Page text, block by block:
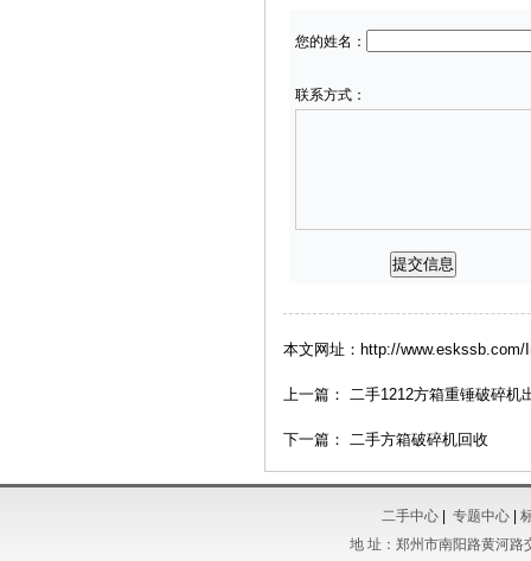
您的姓名：
联系方式：
本文网址：http://www.eskssb.com/
上一篇： 二手1212方箱重锤破碎机
下一篇： 二手方箱破碎机回收
二手中心 专题中心
地 址：郑州市南阳路黄河路